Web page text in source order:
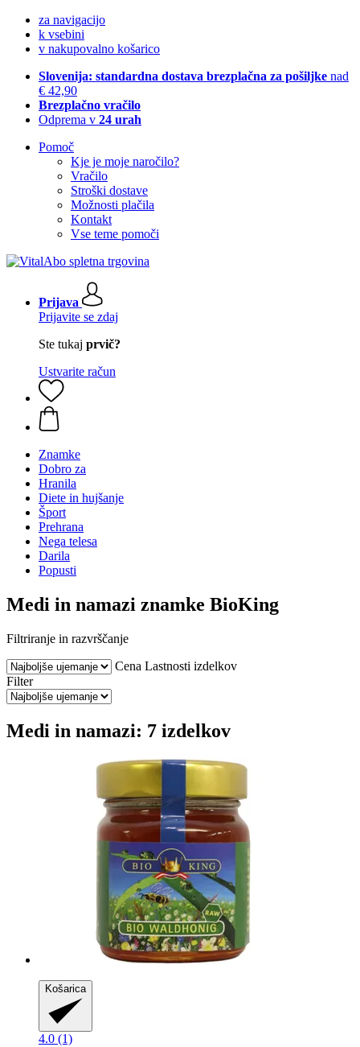
za navigacijo
k vsebini
v nakupovalno košarico
Slovenija: standardna dostava brezplačna za pošiljke nad
€ 42,90
Brezplačno vračilo
Odprema v 24 urah
Pomoč
Kje je moje naročilo?
Vračilo
Stroški dostave
Možnosti plačila
Kontakt
Vse teme pomoči
Prijava
Prijavite se zdaj
Ste tukaj prvič?
Ustvarite račun
Znamke
Dobro za
Hranila
Diete in hujšanje
Šport
Prehrana
Nega telesa
Darila
Popusti
Medi in namazi znamke BioKing
Filtriranje in razvrščanje
Cena Lastnosti izdelkov
Filter
Medi in namazi: 7 izdelkov
Košarica
4.0 (1)